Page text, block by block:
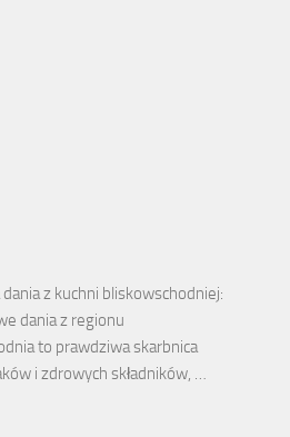
z kuchni bliskowschodniej:
dania z regionu
to prawdziwa skarbnica
i zdrowych składników, …